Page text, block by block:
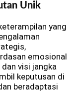
Unik
yang
emosional
visi jangka
keputusan di
beradaptasi